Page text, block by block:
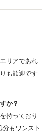
リアであれ
も歓迎です
か？
持っており
分もワンスト